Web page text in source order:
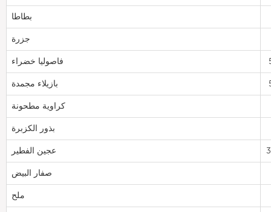
بطاطا
جزرة
فاصوليا خضراء
بازيلاء مجمدة
كراوية مطحونة
بذور الكزبرة
عجين الفطير
صفار البيض
ملح